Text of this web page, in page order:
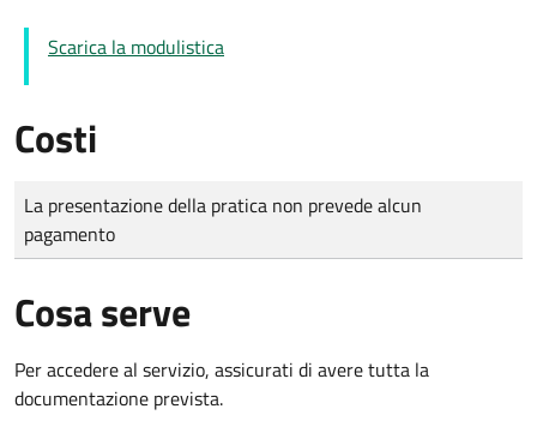
Scarica la modulistica
Costi
Tipo di pagamento
Importo
La presentazione della pratica non prevede alcun
pagamento
Cosa serve
Per accedere al servizio, assicurati di avere tutta la
documentazione prevista.